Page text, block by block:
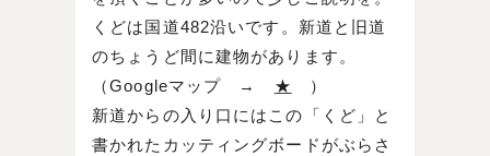
くどは国道482沿いです。新道と旧道
のちょうど間に建物があります。
（Googleマップ → ★
）
新道からの入り口にはこの「くど」と
書かれたカッティングボードがぶらさ